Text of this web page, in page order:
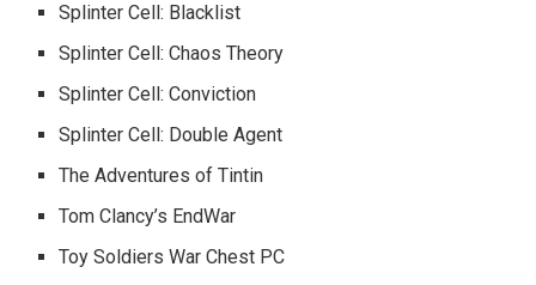
Splinter Cell: Blacklist
Splinter Cell: Chaos Theory
Splinter Cell: Conviction
Splinter Cell: Double Agent
The Adventures of Tintin
Tom Clancy’s EndWar
Toy Soldiers War Chest PC